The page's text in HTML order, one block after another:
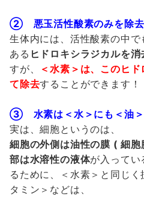
② 悪玉活性酸素のみを除
生体内には、活性酸素の中
ある ヒドロキシラジカルを
すが、
＜水素＞は、このヒ
て除去することができます！
③ 水素は＜水＞にも＜油
実は、細胞というのは、
細胞の外側は油性の膜 (細胞
部は水溶性の液体が入ってい
るために、＜水素＞と同じ
タミン＞などは、